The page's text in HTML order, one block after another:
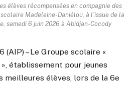
élèves récompensées en compagnie des
Madeleine-Daniélou, à l’issue de la
samedi 6 juin 2026 à Abidjan-Cocody
(AIP) – Le Groupe scolaire «
établissement pour jeunes
meilleures élèves, lors de la 6e